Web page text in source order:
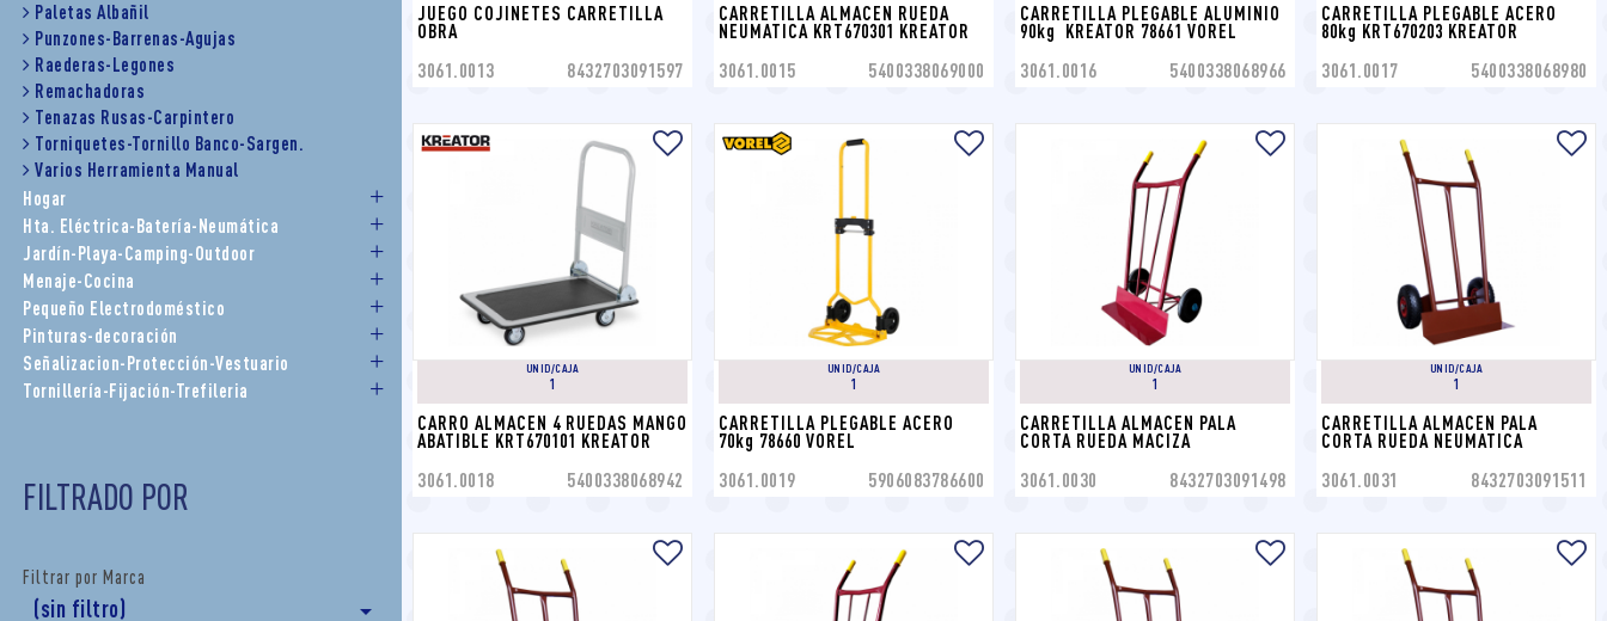
Paletas Albañil
Punzones-Barrenas-Agujas
Raederas-Legones
Remachadoras
Tenazas Rusas-Carpintero
Torniquetes-Tornillo Banco-Sargen.
Varios Herramienta Manual
Hogar
Hta. Eléctrica-Batería-Neumática
Jardín-Playa-Camping-Outdoor
Menaje-Cocina
Pequeño Electrodoméstico
Pinturas-decoración
Señalizacion-Protección-Vestuario
Tornillería-Fijación-Trefileria
FILTRADO POR
Filtrar por Marca
(sin filtro) 
JUEGO COJINETES CARRETILLA
OBRA
3061.0013 8432703091597
CARRETILLA ALMACEN RUEDA
NEUMATICA KRT670301 KREATOR
3061.0015 5400338069000
CARRETILLA PLEGABLE ALUMINIO
90kg  KREATOR 78661 VOREL
3061.0016 5400338068966
CARRETILLA PLEGABLE ACERO
80kg KRT670203 KREATOR
3061.0017 5400338068980
UNID/CAJA
1
CARRO ALMACEN 4 RUEDAS MANGO
ABATIBLE KRT670101 KREATOR
3061.0018 5400338068942
UNID/CAJA
1
CARRETILLA PLEGABLE ACERO
70kg 78660 VOREL
3061.0019 5906083786600
UNID/CAJA
1
CARRETILLA ALMACEN PALA
CORTA RUEDA MACIZA
3061.0030 8432703091498
UNID/CAJA
1
CARRETILLA ALMACEN PALA
CORTA RUEDA NEUMATICA
3061.0031 8432703091511